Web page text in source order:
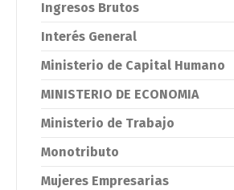
Ingresos Brutos
Interés General
Ministerio de Capital Humano
MINISTERIO DE ECONOMIA
Ministerio de Trabajo
Monotributo
Mujeres Empresarias